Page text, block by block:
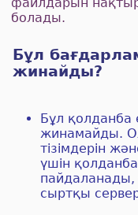
болады.
Бұл
жинайды?
Бұл қолданба
жинамайды.
тізімдерін
үшін
пайдаланады,
сыртқы